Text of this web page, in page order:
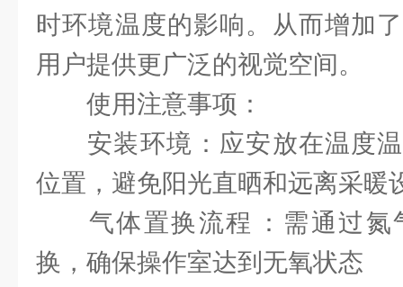
时环境温度的影响。从而增加
用户提供更广泛的视觉空间。
使用注意事项：
安装环境‌：应安放在温度
位置，避免阳光直晒和远离采暖
气体置换流程‌：需通过氮
换，确保操作室达到无氧状态